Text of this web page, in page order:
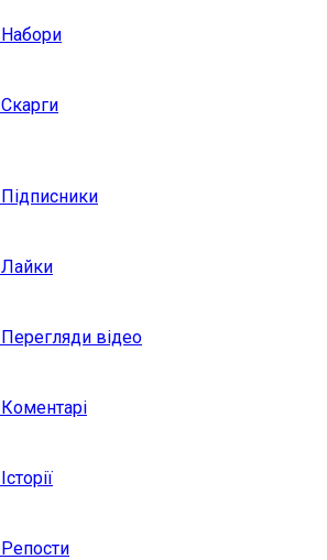
Набори
Скарги
Підписники
Лайки
Перегляди відео
Коментарі
Історії
Репости